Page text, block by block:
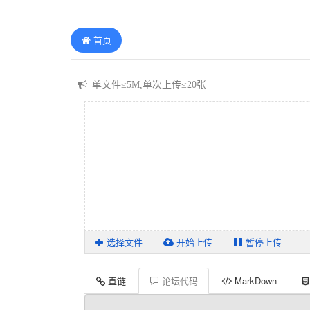
首页
单文件≤5M,单次上传≤20张
选择文件 开始上传 暂停上传
直链 论坛代码 MarkDown